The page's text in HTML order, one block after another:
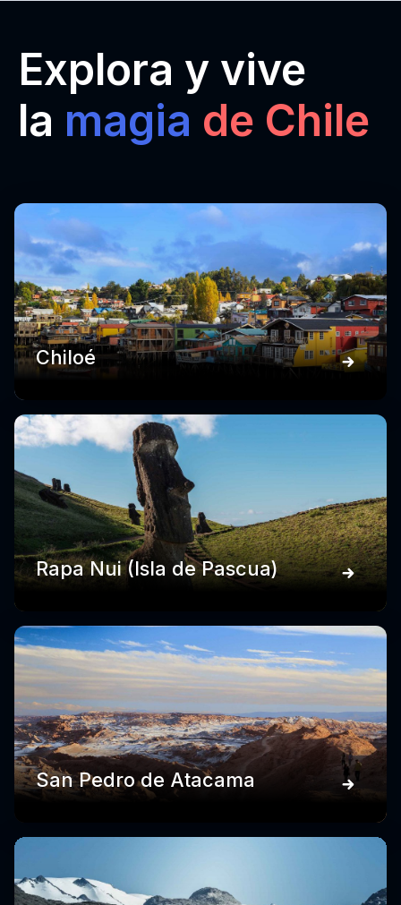
Explora y vive
lamagiade Chile
Chiloé
Rapa Nui (Isla de Pascua)
San Pedro de Atacama